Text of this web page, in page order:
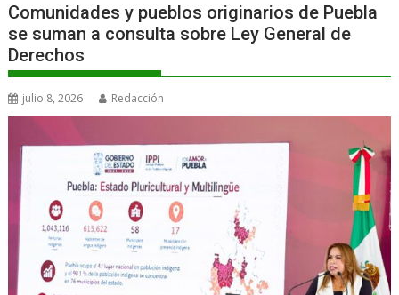
Comunidades y pueblos originarios de Puebla
se suman a consulta sobre Ley General de
Derechos
julio 8, 2026 Redacción